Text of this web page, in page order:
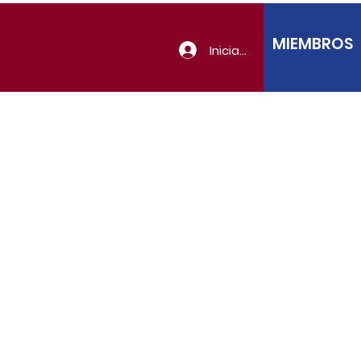
Iniciar sesiónMIEMBROS